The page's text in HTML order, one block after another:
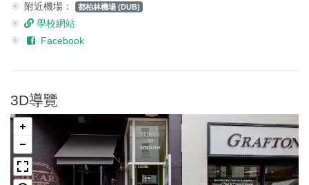
附近機場：
都柏林機場 (DUB)
學校網站
Facebook
3D導覽